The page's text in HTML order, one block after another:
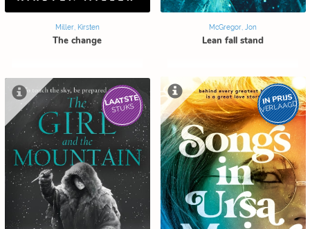
Miller, Kirsten
The change
McGregor, Jon
Lean fall stand
LAATSTE
STUKS
IN PRIJS
VERLAAGD